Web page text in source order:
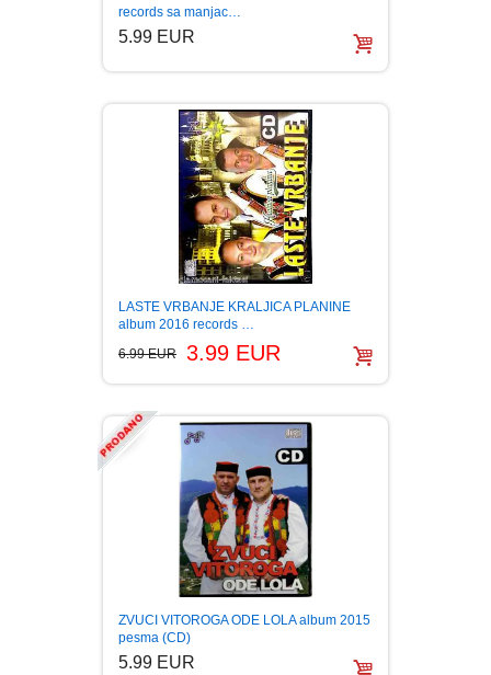
records sa manjac…
5.99 EUR
LASTE VRBANJE KRALJICA PLANINE
album 2016 records …
6.99 EUR
3.99 EUR
ZVUCI VITOROGA ODE LOLA album 2015
pesma (CD)
5.99 EUR